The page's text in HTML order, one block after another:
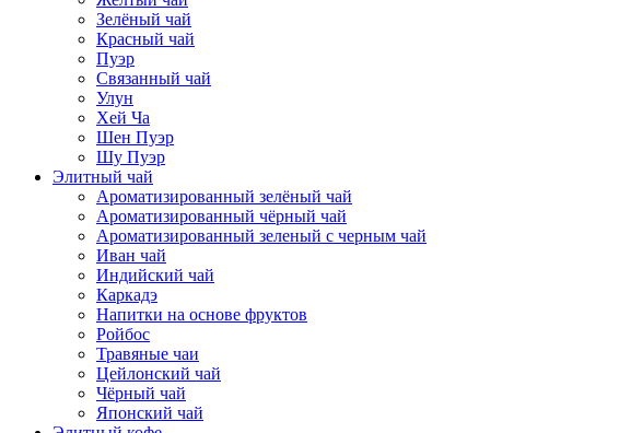
Зелёный чай
Красный чай
Пуэр
Связанный чай
Улун
Хей Ча
Шен Пуэр
Шу Пуэр
Элитный чай
Ароматизированный зелёный чай
Ароматизированный чёрный чай
Ароматизированный зеленый с черным чай
Иван чай
Индийский чай
Каркадэ
Напитки на основе фруктов
Ройбос
Травяные чаи
Цейлонский чай
Чёрный чай
Японский чай